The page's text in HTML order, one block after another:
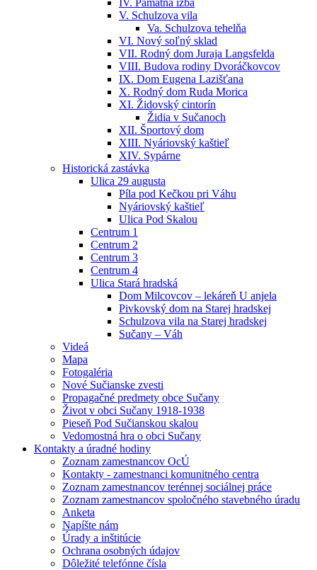
IV. Pamätná izba
V. Schulzova vila
Va. Schulzova tehelňa
VI. Nový soľný sklad
VII. Rodný dom Juraja Langsfelda
VIII. Budova rodiny Dvoráčkovcov
IX. Dom Eugena Lazišťana
X. Rodný dom Ruda Morica
XI. Židovský cintorín
Židia v Sučanoch
XII. Športový dom
XIII. Nyáriovský kaštieľ
XIV. Sypárne
Historická zastávka
Ulica 29 augusta
Píla pod Kečkou pri Váhu
Nyáriovský kaštieľ
Ulica Pod Skalou
Centrum 1
Centrum 2
Centrum 3
Centrum 4
Ulica Stará hradská
Dom Milcovcov – lekáreň U anjela
Pivkovský dom na Starej hradskej
Schulzova vila na Starej hradskej
Sučany – Váh
Videá
Mapa
Fotogaléria
Nové Sučianske zvesti
Propagačné predmety obce Sučany
Život v obci Sučany 1918-1938
Pieseň Pod Sučianskou skalou
Vedomostná hra o obci Sučany
Kontakty a úradné hodiny
Zoznam zamestnancov OcÚ
Kontakty - zamestnanci komunitného centra
Zoznam zamestnancov terénnej sociálnej práce
Zoznam zamestnancov spoločného stavebného úradu
Anketa
Napíšte nám
Úrady a inštitúcie
Ochrana osobných údajov
Dôležité telefónne čísla